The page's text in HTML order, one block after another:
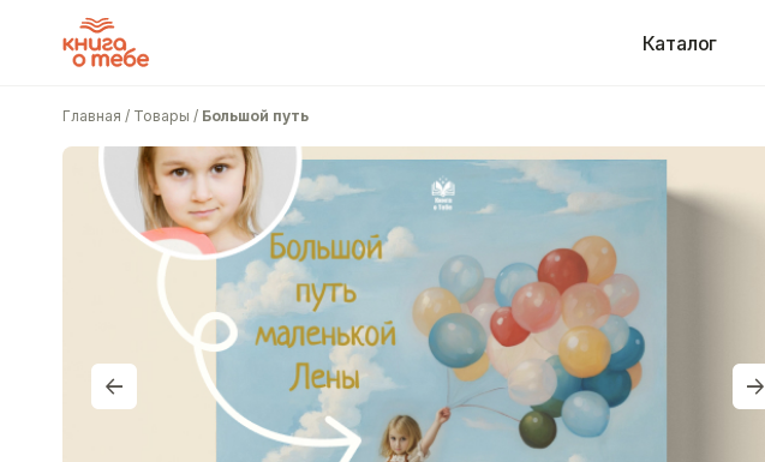
Каталог
Главная / Товары / Большой путь